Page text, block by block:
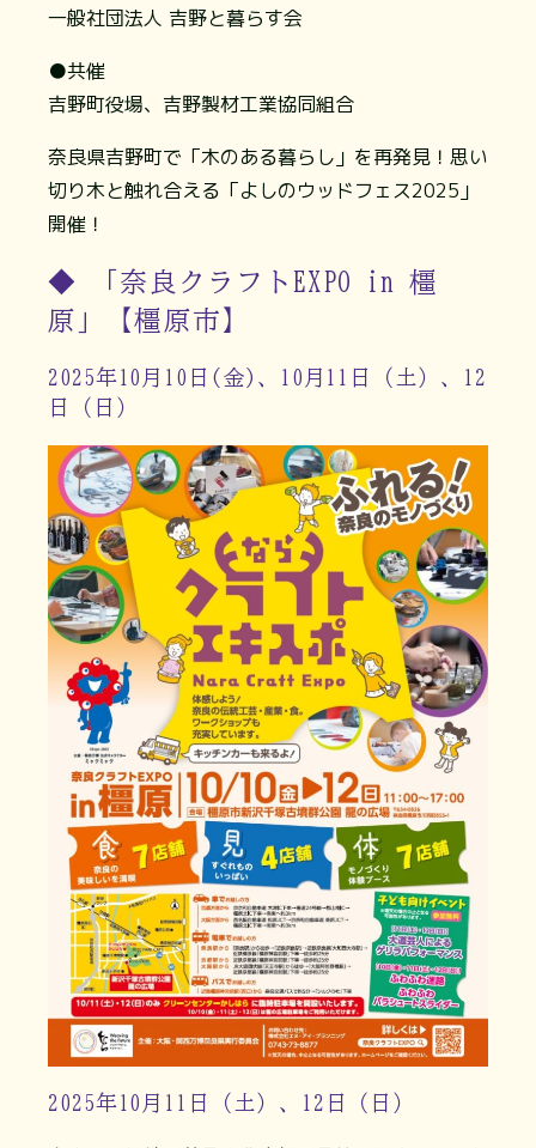
一般社団法人 吉野と暮らす会
●共催
吉野町役場、吉野製材工業協同組合
奈良県吉野町で「木のある暮らし」を再発見！思い
切り木と触れ合える「よしのウッドフェス2025」
開催！
◆ 「奈良クラフトEXPO in 橿
原」【橿原市】
2025年10月10日(金)、10月11日（土）、12
日（日）
2025年10月11日（土）、12日（日）